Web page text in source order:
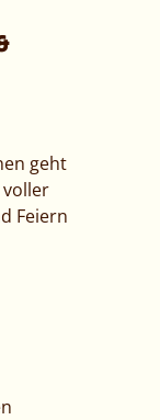
geht
voller
Feiern